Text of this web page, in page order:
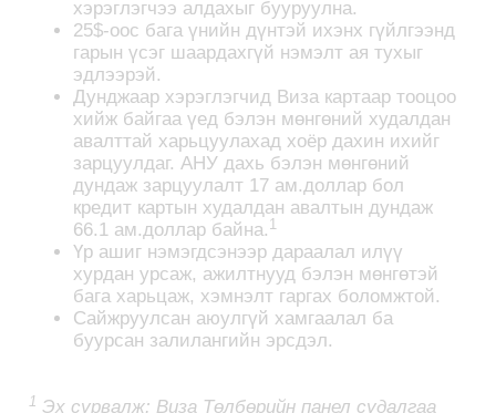
хэрэглэгчээ алдахыг бууруулна.
25$-оос бага үнийн дүнтэй ихэнх гүйлгээнд
гарын үсэг шаардахгүй нэмэлт ая тухыг
эдлээрэй.
Дунджаар хэрэглэгчид Виза картаар тооцоо
хийж байгаа үед бэлэн мөнгөний худалдан
авалттай харьцуулахад хоёр дахин ихийг
зарцуулдаг. АНУ дахь бэлэн мөнгөний
дундаж зарцуулалт 17 ам.доллар бол
кредит картын худалдан авалтын дундаж
66.1 ам.доллар байна. 1
Үр ашиг нэмэгдсэнээр дараалал илүү
хурдан урсаж, ажилтнууд бэлэн мөнгөтэй
бага харьцаж, хэмнэлт гаргах боломжтой.
Сайжруулсан аюулгүй хамгаалал ба
буурсан залилангийн эрсдэл.
1 Эх сурвалж: Виза Төлбөрийн панел судалгаа